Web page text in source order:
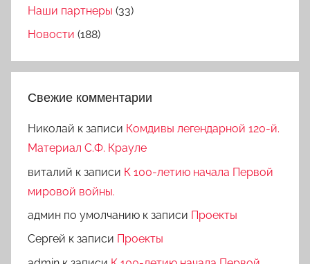
Наши партнеры (33)
Новости (188)
Свежие комментарии
Николай к записи Комдивы легендарной 120-й.
Материал С.Ф. Крауле
виталий к записи К 100-летию начала Первой
мировой войны.
админ по умолчанию к записи Проекты
Сергей к записи Проекты